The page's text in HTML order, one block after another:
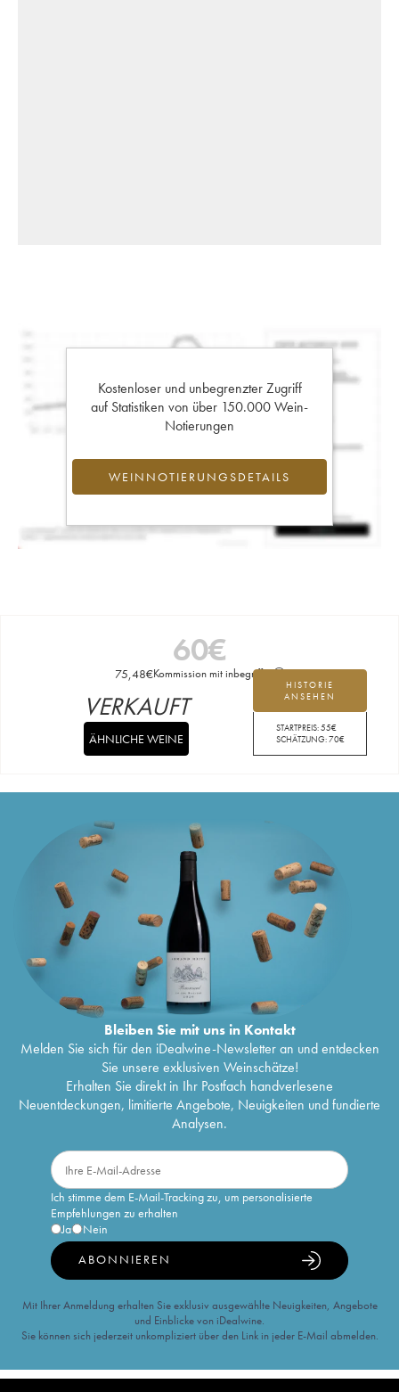
Kostenloser und unbegrenzter Zugriff
auf Statistiken von über 150.000 Wein-
Notierungen
WEINNOTIERUNGSDETAILS
60€
75,48€Kommission mit inbegriffen
HISTORIE
ANSEHEN
STARTPREIS:55€
SCHÄTZUNG:70€
VERKAUFT
ÄHNLICHE WEINE
Bleiben Sie mit uns in Kontakt
Melden Sie sich für den iDealwine-Newsletter an und entdecken
Sie unsere exklusiven Weinschätze!
Erhalten Sie direkt in Ihr Postfach handverlesene
Neuentdeckungen, limitierte Angebote, Neuigkeiten und fundierte
Analysen.
Ich stimme dem E-Mail-Tracking zu, um personalisierte
Empfehlungen zu erhalten
Ja
Nein
ABONNIEREN
Mit Ihrer Anmeldung erhalten Sie exklusiv ausgewählte Neuigkeiten, Angebote
und Einblicke von iDealwine.
Sie können sich jederzeit unkompliziert über den Link in jeder E-Mail abmelden.